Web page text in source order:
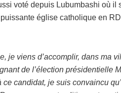
voté depuis Lubumbashi où il
église catholique en
je viens d’accomplir, dans ma
de l’élection présidentielle
ce candidat, je suis convaincu